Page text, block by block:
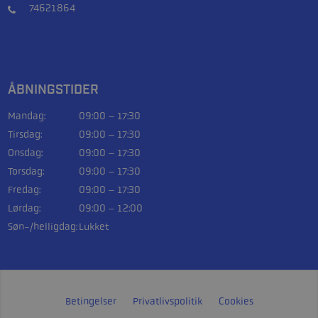
74621864
ÅBNINGSTIDER
Mandag:
09:00 – 17:30
Tirsdag:
09:00 – 17:30
Onsdag:
09:00 – 17:30
Torsdag:
09:00 – 17:30
Fredag:
09:00 – 17:30
Lørdag:
09:00 – 12:00
Søn-/helligdag:Lukket
Betingelser Privatlivspolitik Cookies